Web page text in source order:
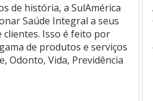
de história, a SulAmérica
Saúde Integral a seus
clientes. Isso é feito por
de produtos e serviços
Odonto, Vida, Previdência